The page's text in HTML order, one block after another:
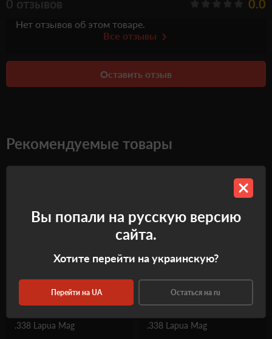
0 отзывов 0.0
Нет отзывов об этом товаре.
Все отзывы
Оставить отзыв
Рекомендуемые товары
Карабин Accuracy
.338 Lapua Mag
Карабин Accuracy
.338 Lapua Mag
Вы попали на русскую версию
сайта.
Хотите перейти на украинскую?
Перейти на UA Остаться на ru